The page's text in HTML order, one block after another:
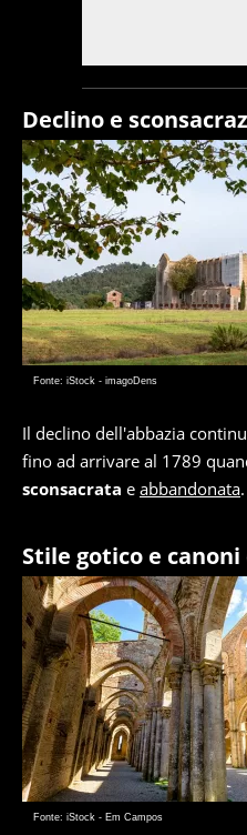
Declino e
Fonte: iStock - imagoDens
Il declino dell'abbazia
fino ad arrivare al 1789
sconsacrata e abbandonata.
Stile gotico e
Fonte: iStock - Em Campos